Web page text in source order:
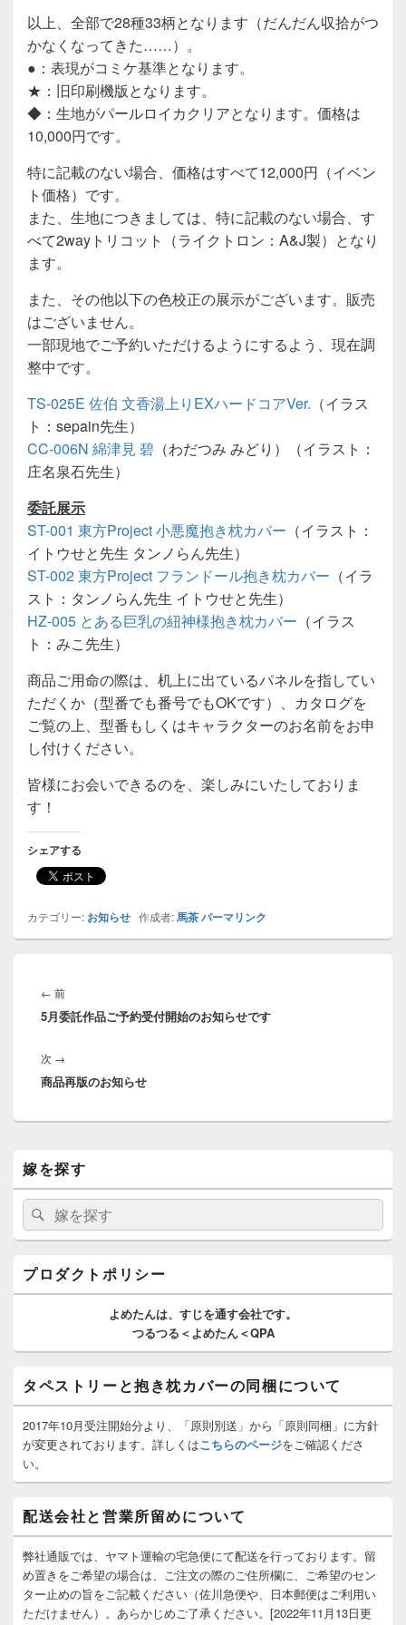
以上、全部で28種33柄となります（だんだん収拾がつ
かなくなってきた……）。
●：表現がコミケ基準となります。
★：旧印刷機版となります。
◆：生地がパールロイカクリアとなります。価格は
10,000円です。
特に記載のない場合、価格はすべて12,000円（イベン
ト価格）です。
また、生地につきましては、特に記載のない場合、す
べて2wayトリコット（ライクトロン：A&J製）となり
ます。
また、その他以下の色校正の展示がございます。販売
はございません。
一部現地でご予約いただけるようにするよう、現在調
整中です。
TS-025E 佐伯 文香湯上りEXハードコアVer. （イラス
ト：sepain先生）
CC-006N 綿津見 碧 （わだつみ みどり）（イラスト：
庄名泉石先生）
委託展示
ST-001 東方Project 小悪魔抱き枕カバー （イラスト：
イトウせと先生 タンノらん先生）
ST-002 東方Project フランドール抱き枕カバー （イラ
スト：タンノらん先生 イトウせと先生）
HZ-005 とある巨乳の紐神様抱き枕カバー （イラス
ト：みこ先生）
商品ご用命の際は、机上に出ているパネルを指してい
ただくか（型番でも番号でもOKです）、カタログを
ご覧の上、型番もしくはキャラクターのお名前をお申
し付けください。
皆様にお会いできるのを、楽しみにいたしておりま
す！
シェアする
カテゴリー: お知らせ 作成者:馬茶パーマリンク
稿
ナ
ゲ
ー
シ
← 前前
の
5月委託作品ご予約受付開始のお知らせです
次 →
の
稿:
商品再版のお知らせ
イ
ン
サ
ド
ー
ッ
エ
リ
ア
嫁を探す
検
索:
検
索
プロダクトポリシー
よめたんは、 すじを通す会社です。
つるつる＜よめたん＜QPA
タペストリーと抱き枕カバーの同梱について
2017年10月受注開始分より、「原則別送」から「原則同梱」に方針
が変更されております。詳しくはこちらのページをご確認くださ
い。
配送会社と営業所留めについて
弊社通販では、ヤマト運輸の宅急便にて配送を行っております。留
め置きをご希望の場合は、ご注文の際のご住所欄に、ご希望のセン
ター止めの旨をご記載ください（佐川急便や、日本郵便はご利用い
ただけません）。あらかじめご了承ください。[2022年11月13日更